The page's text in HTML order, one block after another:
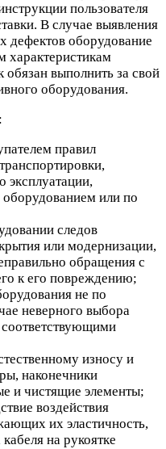
пользователя
В случае выявления
дефектов оборудование
характеристикам
выполнить за свой
оборудования.
правил
эксплуатации,
оборудованием или по
следов
или модернизации,
обращения с
к его повреждению;
не по
неверного выбора
износу и
наконечники
и чистящие элементы;
воздействия
их эластичность,
на рукоятке